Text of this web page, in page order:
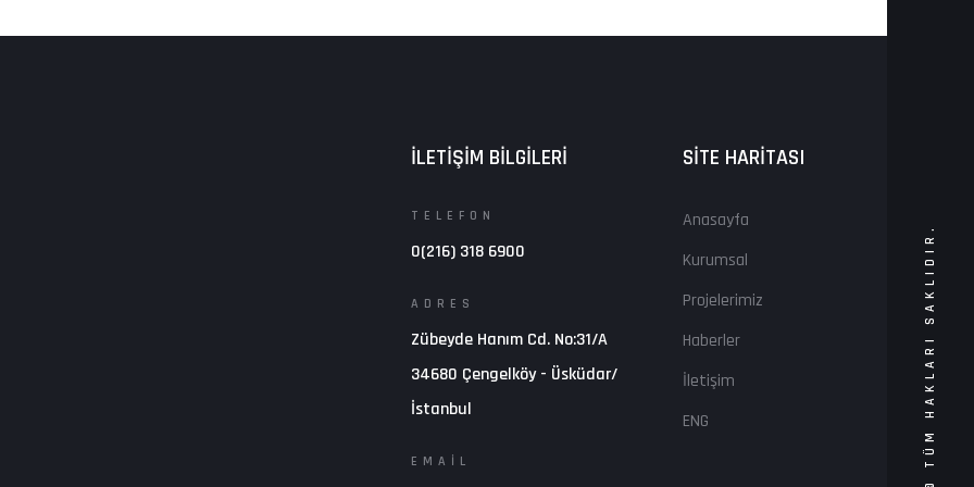
2023 © TÜM HAKLARI SAKLIDIR.
İLETİŞİM BİLGİLERİ
TELEFON
0(216) 318 6900
ADRES
Zübeyde Hanım Cd. No:31/A
34680 Çengelköy - Üsküdar/
İstanbul
EMAIL
SİTE HARİTASI
Anasayfa
Kurumsal
Projelerimiz
Haberler
İletişim
ENG